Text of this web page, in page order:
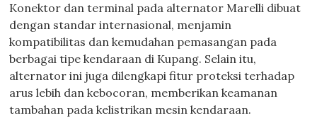
Konektor dan terminal pada alternator Marelli dibuat
dengan standar internasional, menjamin
kompatibilitas dan kemudahan pemasangan pada
berbagai tipe kendaraan di Kupang. Selain itu,
alternator ini juga dilengkapi fitur proteksi terhadap
arus lebih dan kebocoran, memberikan keamanan
tambahan pada kelistrikan mesin kendaraan.